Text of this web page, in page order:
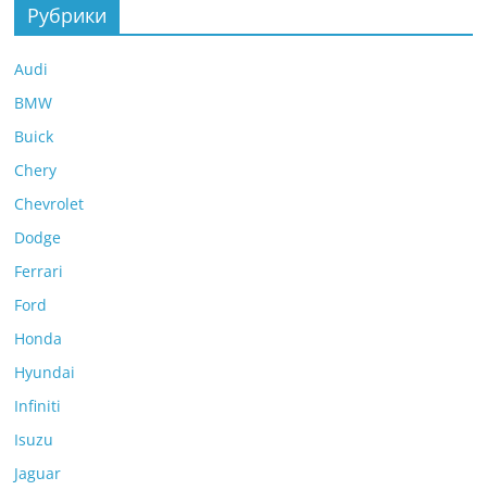
Рубрики
Audi
BMW
Buick
Chery
Chevrolet
Dodge
Ferrari
Ford
Honda
Hyundai
Infiniti
Isuzu
Jaguar